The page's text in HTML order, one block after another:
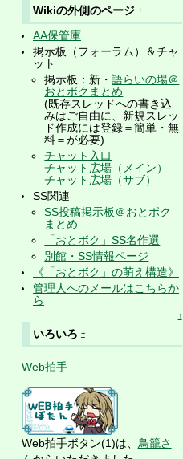
Wikiの外側のページ +
AA保管庫
掲示板（フォーラム）＆チャ
ット
掲示板：新・語らいの場＠
おとボクまとめ
(既存スレッドへの書き込
みはご自由に、新規スレッ
ド作成には登録＝簡単・無
料＝が必要)
チャット入口
チャット広場（メイン）
チャット広場（サブ）
SS関連
SS投稿掲示板＠おとボク
まとめ
「おとボク」SS名作選
別館・SS情報ページ
《「おとボク」の萌え構造》
管理人へのメールはこちらか
ら
↑
いろいろ +
Web拍手
Web拍手ボタン(1)は、 鳥籠さ